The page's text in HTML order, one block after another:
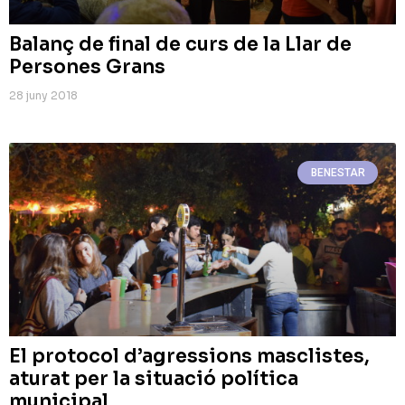
Balanç de final de curs de la Llar de
Persones Grans
28 juny 2018
BENESTAR
El protocol d’agressions masclistes,
aturat per la situació política